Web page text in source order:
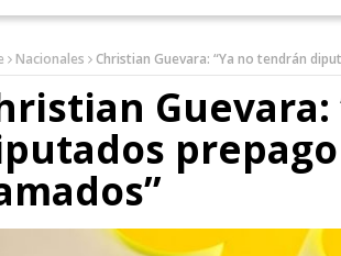
Nacionales Christian Guevara: “Ya no tendrán